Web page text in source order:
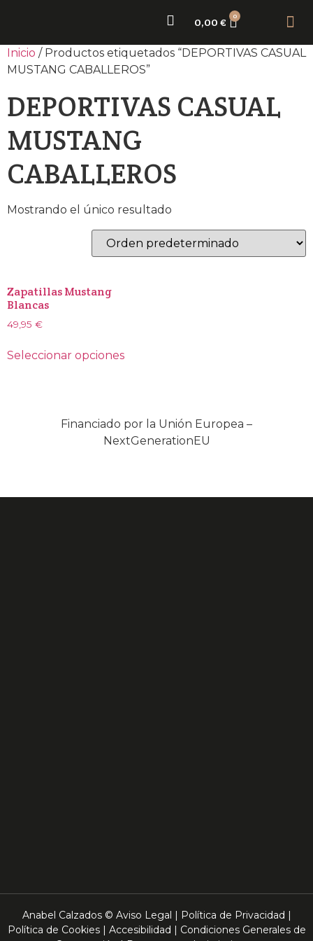
0,00€ 0
Inicio / Productos etiquetados “DEPORTIVAS CASUAL
MUSTANG CABALLEROS”
DEPORTIVAS CASUAL
MUSTANG
CABALLEROS
Mostrando el único resultado
Zapatillas Mustang
Blancas
49,95 €
Seleccionar opciones
Financiado por la Unión Europea –
NextGenerationEU
Anabel Calzados © Aviso Legal Política de Privacidad
Política de Cookies| Accesibilidad
Condiciones Generales de